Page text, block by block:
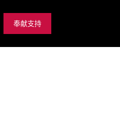
奉献支持
奉献支持